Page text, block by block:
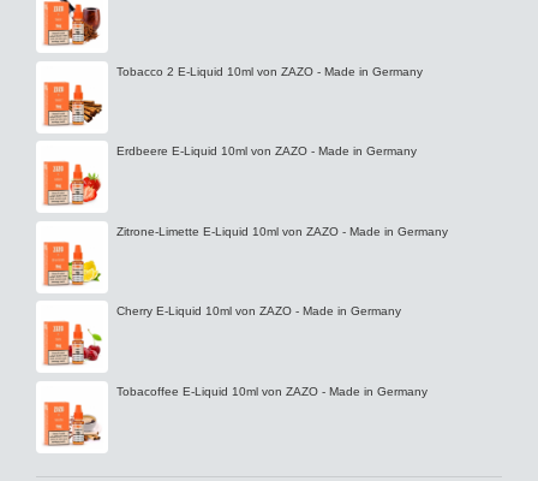
Tobacco 2 E-Liquid 10ml von ZAZO - Made in Germany
Erdbeere E-Liquid 10ml von ZAZO - Made in Germany
Zitrone-Limette E-Liquid 10ml von ZAZO - Made in Germany
Cherry E-Liquid 10ml von ZAZO - Made in Germany
Tobacoffee E-Liquid 10ml von ZAZO - Made in Germany